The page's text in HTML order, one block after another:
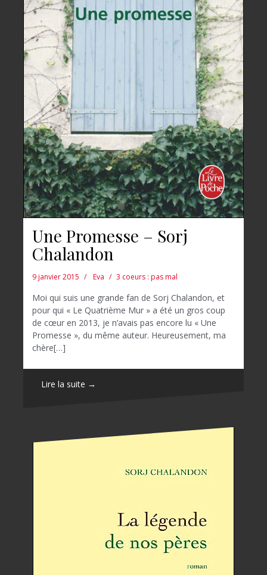
Une Promesse – Sorj
Chalandon
9 janvier 2015 Eva 3 coeurs : pas mal
Moi qui suis une grande fan de Sorj Chalandon, et
pour qui « Le Quatrième Mur » a été un gros coup
de cœur en 2013, je n’avais pas encore lu « Une
Promesse », du même auteur. Heureusement, ma
chère[…]
Lire la suite →